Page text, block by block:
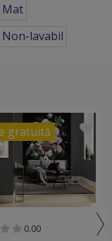
Mat
Non-lavabil
gratuită
0.00